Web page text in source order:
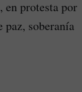
, en protesta por
paz, soberanía